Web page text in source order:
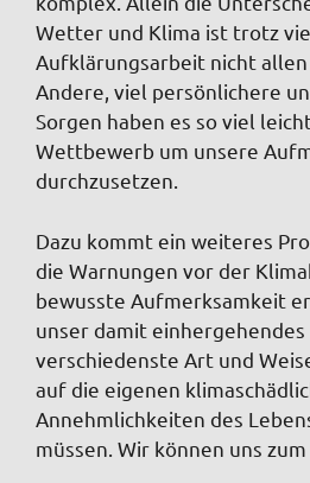
Wetter und Klima ist trotz
Aufklärungsarbeit nicht allen
Andere, viel persönlichere
Sorgen haben es so viel
Wettbewerb um unsere
durchzusetzen.
Dazu kommt ein weiteres
die Warnungen vor der
bewusste Aufmerksamkeit
unser damit
verschiedenste Art und
auf die eigenen
Annehmlichkeiten des
müssen. Wir können uns